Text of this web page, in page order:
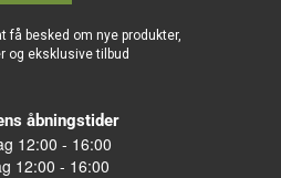
få besked om nye produkter,
og eksklusive tilbud
åbningstider
12:00 - 16:00
12:00 - 16:00